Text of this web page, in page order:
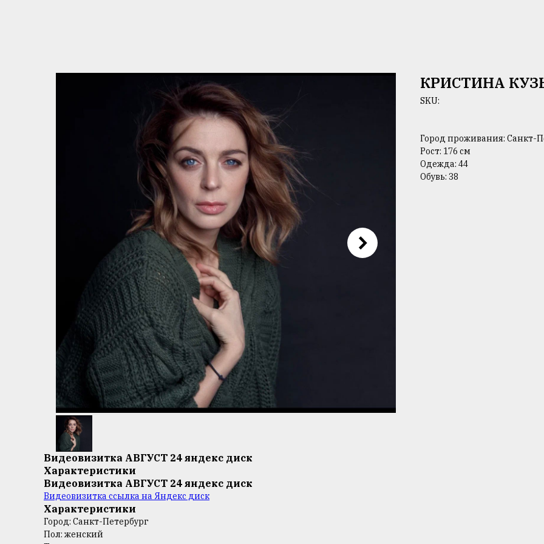
КРИСТИНА
SKU:
Город проживания: Санкт-
Рост: 176 см
Одежда: 44
Обувь: 38
Видеовизитка АВГУСТ 24 яндекс диск
Характеристики
Видеовизитка АВГУСТ 24 яндекс диск
Видеовизитка ссылка на Яндекс диск
Характеристики
Город: Санкт-Петербург
Пол: женский